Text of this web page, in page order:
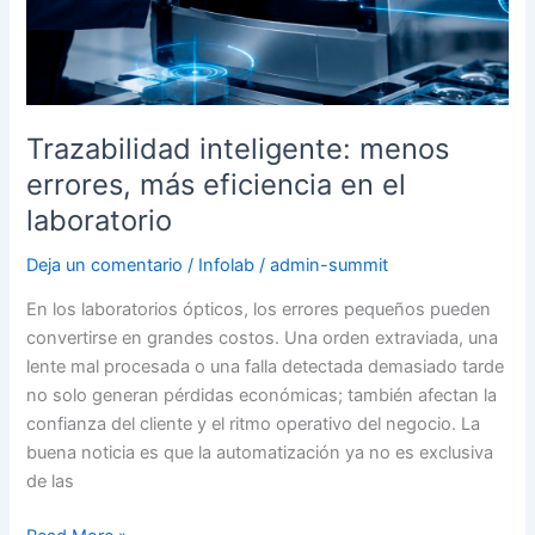
Trazabilidad inteligente: menos
errores, más eficiencia en el
laboratorio
Deja un comentario / Infolab /admin-summit
En los laboratorios ópticos, los errores pequeños pueden
convertirse en grandes costos. Una orden extraviada, una
lente mal procesada o una falla detectada demasiado tarde
no solo generan pérdidas económicas; también afectan la
confianza del cliente y el ritmo operativo del negocio. La
buena noticia es que la automatización ya no es exclusiva
de las